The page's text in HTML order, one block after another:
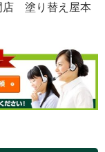
店 塗り替え屋本